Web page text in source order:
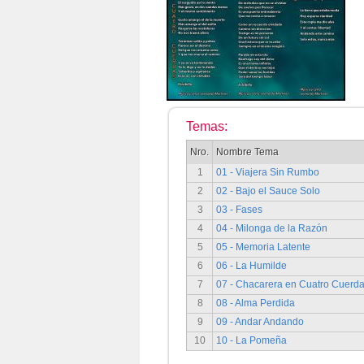
Temas:
Nro.
Nombre Tema
1
01 - Viajera Sin Rumbo
2
02 - Bajo el Sauce Solo
3
03 - Fases
4
04 - Milonga de la Razón
5
05 - Memoria Latente
6
06 - La Humilde
7
07 - Chacarera en Cuatro
8
08 - Alma Perdida
9
09 - Andar Andando
10
10 - La Pomeña